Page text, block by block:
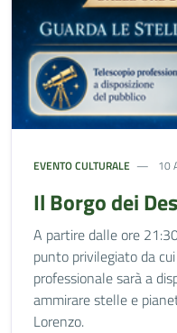
EVENTO CULTURALE 10
Il Borgo dei
A partire dalle ore
punto privilegiato da
professionale sarà a
ammirare stelle e
Lorenzo.